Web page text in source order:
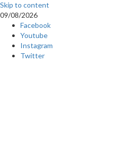
Skip to content
09/08/2026
Facebook
Youtube
Instagram
Twitter